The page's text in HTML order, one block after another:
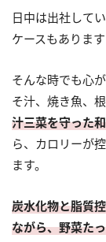
日中は出社して
ケースもあります
そんな時でも心
そ汁、焼き魚、
汁三菜を守った
ら、カロリーが
ます。
炭水化物と脂質
ながら、野菜た